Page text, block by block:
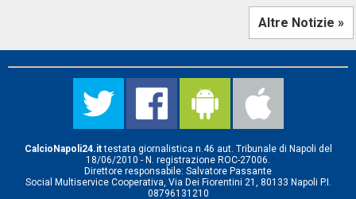
Altre Notizie »
CalcioNapoli24.ittestata giornalistica n.46 aut. Tribunale di Napoli del
18/06/2010 - N. registrazione ROC-27006.
Direttore responsabile: Salvatore Passante
Social Multiservice Cooperativa, Via Dei Fiorentini 21, 80133 Napoli P.I.
08796131210